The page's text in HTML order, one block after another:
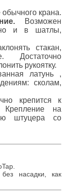
крана.
Возможен
и в шатлы,
стакан,
Достаточно
рукоятку.
латунь ,
сколам,
крепится к
Крепление на
штуцера со
насадки, как